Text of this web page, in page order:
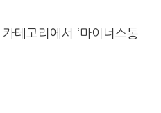
테고리에서 ‘마이너스통